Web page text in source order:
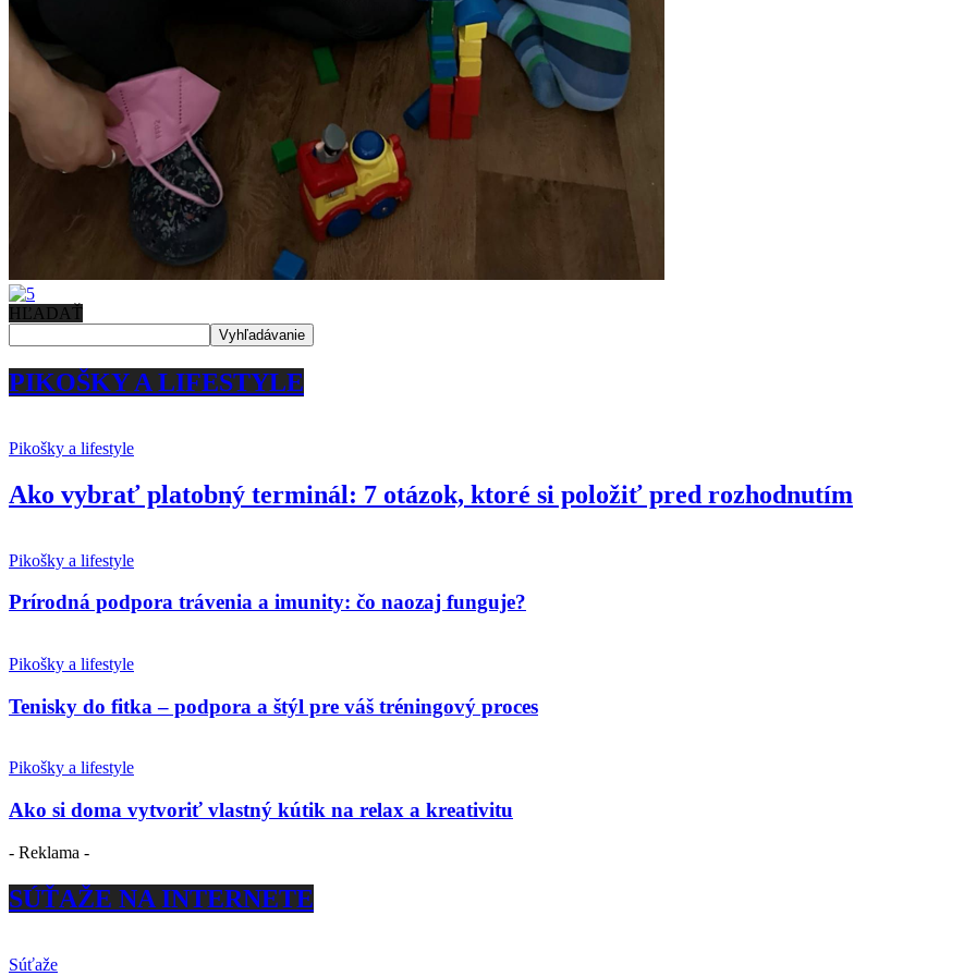
HĽADAŤ
PIKOŠKY A LIFESTYLE
Pikošky a lifestyle
Ako vybrať platobný terminál: 7 otázok, ktoré si položiť pred rozhodnutím
Pikošky a lifestyle
Prírodná podpora trávenia a imunity: čo naozaj funguje?
Pikošky a lifestyle
Tenisky do fitka – podpora a štýl pre váš tréningový proces
Pikošky a lifestyle
Ako si doma vytvoriť vlastný kútik na relax a kreativitu
- Reklama -
SÚŤAŽE NA INTERNETE
Súťaže